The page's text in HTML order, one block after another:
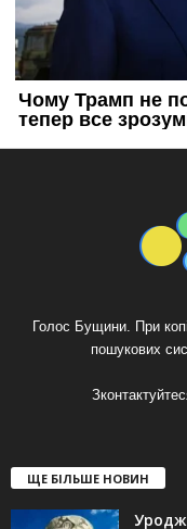
Голос Бущини. При
пошукових
ЩЕ БІЛЬШЕ НОВИН